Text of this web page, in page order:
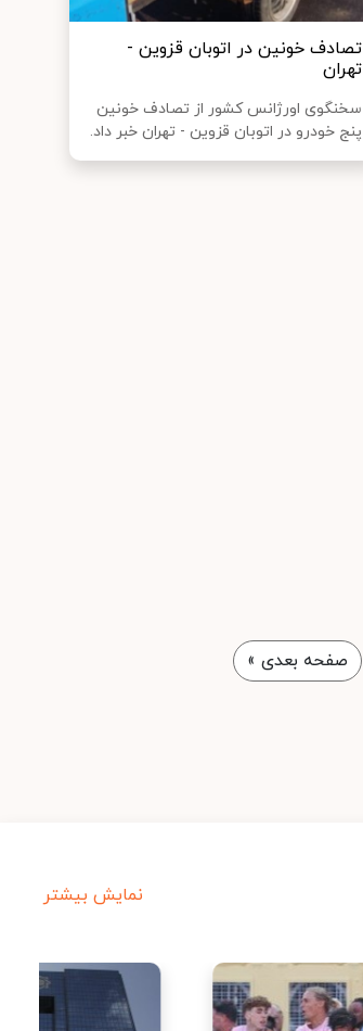
تصادف خونین در اتوبان قزوین -
تهران
سخنگوی اورژانس کشور از تصادف خونین
پنج خودرو در اتوبان قزوین - تهران خبر داد.
صفحه بعدی »
نمایش بیشتر